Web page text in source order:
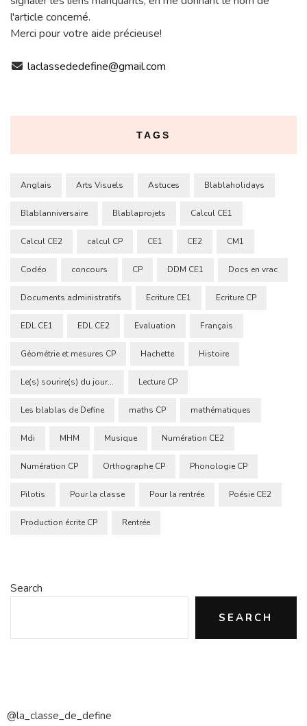
l'article concerné.
Merci pour votre aide précieuse!
laclassededefine@gmail.com
TAGS
Anglais Arts Visuels Astuces Blablaholidays
Blablanniversaire Blablaprojets Calcul CE1
Calcul CE2 calcul CP CE1 CE2 CM1
Codéo concours CP DDM CE1 Docs en vrac
Documents administratifs Ecriture CE1 Ecriture CP
EDL CE1 EDL CE2 Evaluation Français
Géométrie et mesures CP Hachette Histoire
Le(s) sourire(s) du jour... Lecture CP
Les blablas de Define maths CP mathématiques
Mdi MHM Musique Numération CE2
Numération CP Orthographe CP Phonologie CP
Pilotis Pour la classe Pour la rentrée Poésie CE2
Production écrite CP Rentrée
Search
SEARCH
@la_classe_de_define